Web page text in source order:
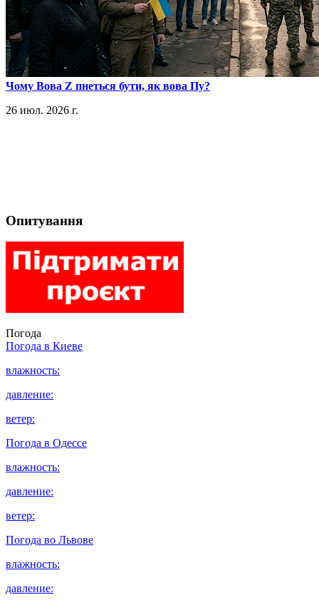
​Чому Вова Z пнеться бути, як вова Пу?
26 июл. 2026 г.
Опитування
Погода
Погода в Киеве
влажность:
давление:
ветер:
Погода в Одессе
влажность:
давление:
ветер:
Погода во Львове
влажность:
давление: